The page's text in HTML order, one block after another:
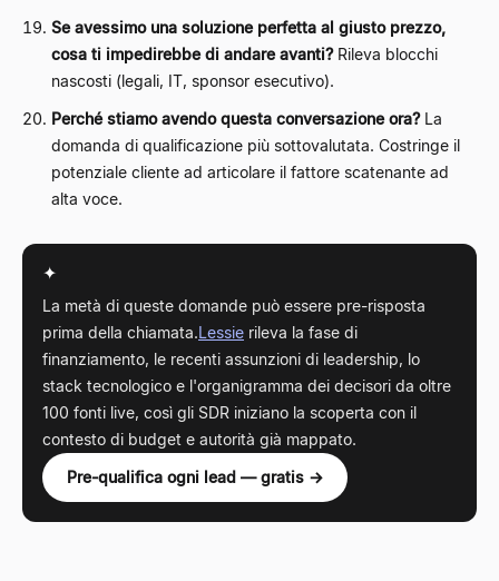
Se avessimo una soluzione perfetta al giusto prezzo,
cosa ti impedirebbe di andare avanti?Rileva blocchi
nascosti (legali, IT, sponsor esecutivo).
Perché stiamo avendo questa conversazione ora?La
domanda di qualificazione più sottovalutata. Costringe il
potenziale cliente ad articolare il fattore scatenante ad
alta voce.
✦
La metà di queste domande può essere pre-risposta
prima della chiamata.Lessie rileva la fase di
finanziamento, le recenti assunzioni di leadership, lo
stack tecnologico e l'organigramma dei decisori da oltre
100 fonti live, così gli SDR iniziano la scoperta con il
contesto di budget e autorità già mappato.
Pre-qualifica ogni lead — gratis →